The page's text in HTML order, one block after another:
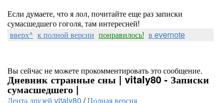
Если думаете, что я лол, почитайте еще раз записки
сумасшедшего гоголя, там интересней!
вверх^ к полной версии понравилось! в evernote
Вы сейчас не можете прокомментировать это сообщение.
Дневник странные сны | vitaly80 - Записки
сумасшедшего |
Лента друзей vitaly80 /Полная версия